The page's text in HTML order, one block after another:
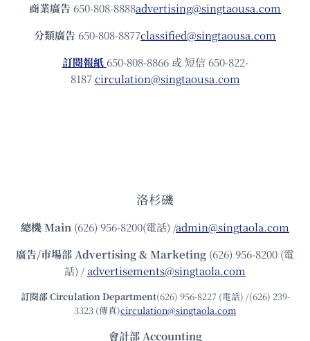
商業廣告 650-808-8888advertising@singtaousa.com
分類廣告 650-808-8877classified@singtaousa.com
訂閱報紙 650-808-8866 或 短信 650-822-
8187circulation@singtaousa.com
洛杉磯
總機Main (626) 956-8200(電話) /admin@singtaola.com
廣告/市場部Advertising & Marketing (626) 956-8200 (電
話) /advertisements@singtaola.com
訂閱部 Circulation Department(626) 956-8227 (電話) /(626) 239-
3323 (傳真)circulation@singtaola.com
會計部 Accounting